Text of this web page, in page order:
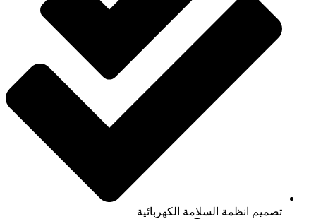
تصميم انظمة السلامة الكهربائية